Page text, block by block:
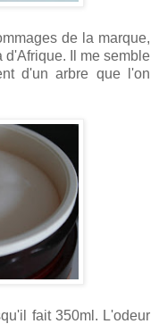
de la marque,
d'Afrique. Il me semble
d'un arbre que l'on
fait 350ml. L'odeur